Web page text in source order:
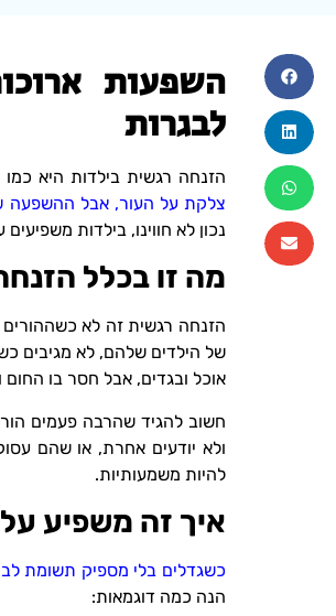
השפעות
לבגרות
הזנחה רגשית בילדות היא
צלקת על העור, אבל ההשפעה
נכון לא חווינו, בילדות משפיעים
מה זו בכלל
הזנחה רגשית זה לא
של הילדים שלהם, לא מגיבים
אוכל ובגדים, אבל חסר בו
חשוב להגיד שהרבה פעמים
ולא יודעים אחרת, או שהם
להיות משמעותיות.
איך זה משפיע
כשגדלים בלי מספיק תשומת לב
הנה כמה דוגמאות: